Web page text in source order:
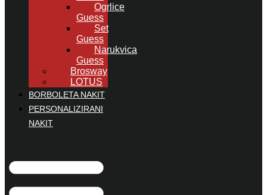
Ogrlice
Guess
Set
Guess
Narukvica
Guess
Brosway
LOTUS
BORBOLETA NAKIT
PERSONALIZIRANI
NAKIT